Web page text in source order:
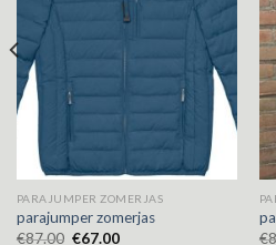
PARAJUMPER ZOMERJAS
parajumper zomerjas
€87.00 €67.00
€